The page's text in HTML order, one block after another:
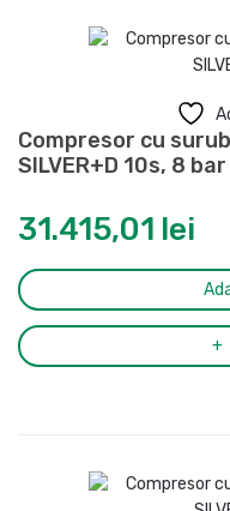
Compresor cu
SILVER+D 10s, 8 bar
31.415,01 lei